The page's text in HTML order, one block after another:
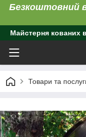
Безкоштовний
Майстерня кованих
Товари та